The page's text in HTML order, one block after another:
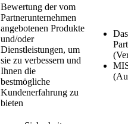
Bewertung der vom
Partnerunternehmen
angebotenen Produkte
und/oder
Dienstleistungen, um
sie zu verbessern und
Ihnen die
bestmögliche
Kundenerfahrung zu
bieten
Das